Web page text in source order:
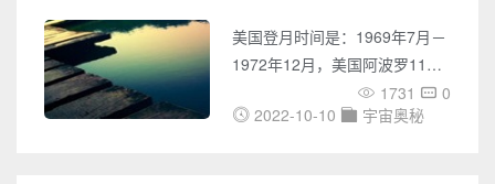
人类呼吸的氧气，主要由氦、汽
化钠以及少量氧气共同组成。水
星的昼夜温差非常大，白天温度
极高，最高的时候可能达到427
美国登月时间是：1969年7月－
1972年12月，美国阿波罗11号
－17号，先后将12名宇航员送
上月球。也就是说美国登月7
1731
0
2022-10-10
宇宙奥秘